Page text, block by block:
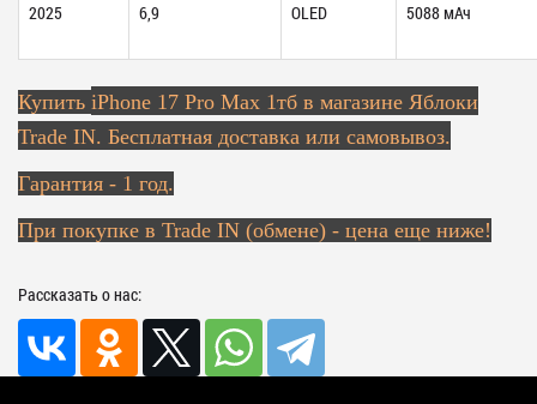
2025
6,9 OLED 5088 мАч
Купить iPhone 17 Pro Max 1тб в магазине Яблоки
Trade IN. Бесплатная доставка или самовывоз.
Гарантия - 1 год.
При покупке в Trade IN (обмене) - цена еще ниже!
Рассказать о нас: